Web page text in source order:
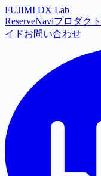
FUJIMI DX Lab
ReserveNaviプロダクト
イドお問い合わせ